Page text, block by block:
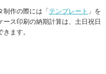
制作の際には「テンプレート 」を
ス印刷の納期計算は、土日祝日
ます。